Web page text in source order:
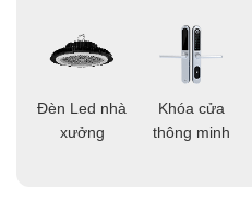
Đèn Led nhà
xưởng
Khóa cửa
thông minh